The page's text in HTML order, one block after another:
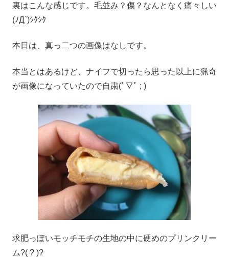
裏はこんな感じです。毛並み？傷？なんとなく痛々しい
(ﾉД`)ｼｸｼｸ
本日は、真っ二つの画像はなしです。
本当とはあるけど、ナイフで切ったら思った以上に猟奇
が画像になっていたので自粛(ﾟ∇ﾟ ; )
求肥っぽいモッチモチの生地の中に硬めのプリンクリー
ム?( ? )?